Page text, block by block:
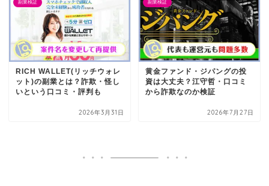
副業検証
RICH WALLET(リッチウォレ
ット)の副業とは？詐欺・怪し
いという口コミ・評判も
2026年3月31日
副業検証
黄金ファンド・ジパングの投
資は大丈夫？江守哲・口コミ
から詐欺なのか検証
2026年7月27日